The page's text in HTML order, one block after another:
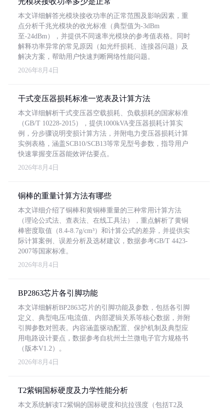
本文详细解答光模块接收功率的正常范围及影响因素，重
点分析千兆光模块的收光标准（典型值为-3dBm
至-24dBm），并提供不同速率光模块的参考值表格。同时
解释功率异常的常见原因（如光纤损耗、连接器问题）及
解决方案，帮助用户快速判断网络性能问题。
2026年8月4日
干式变压器损耗标准一览表及计算方法
本文详细解析干式变压器空载损耗、负载损耗的国家标准
（GB/T 10228-2015），提供1000kVA变压器损耗计算实
例，分步骤说明变损计算方法，并附电力变压器损耗计算
实例表格，涵盖SCB10/SCB13等常见型号参数，指导用户
快速掌握变压器能效评估要点。
2026年8月4日
铜棒的重量计算方法有哪些
本文详细介绍了铜棒和黄铜棒重量的三种常用计算方法
（理论公式法、查表法、在线工具法），重点解析了黄铜
棒密度取值（8.4-8.7g/cm³）和计算公式的差异，并提供实
际计算案例、误差分析及选材建议，数据参考GB/T 4423-
2007等国家标准。
2026年8月4日
BP2863芯片各引脚功能
本文详细解析BP2863芯片的引脚功能及参数，包括各引脚
定义、典型电压/电流值、内部逻辑关系等核心数据，并附
引脚参数对照表。内容涵盖驱动配置、保护机制及典型应
用电路设计要点，数据参考自杭州士兰微电子官方规格书
（版本V1.2）。
2026年8月4日
T2紫铜国标硬度及力学性能分析
本文系统解读T2紫铜的国标硬度和抗拉强度（包括T2及